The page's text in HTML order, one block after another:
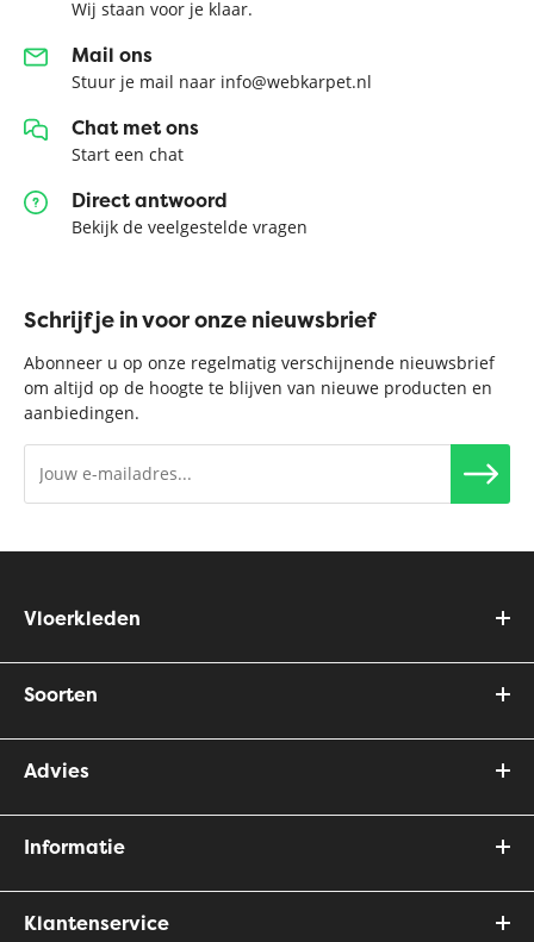
Wij staan voor je klaar.
Mail ons
Stuur je mail naar info@webkarpet.nl
Chat met ons
Start een chat
Direct antwoord
Bekijk de veelgestelde vragen
Schrijf je in voor onze nieuwsbrief
Abonneer u op onze regelmatig verschijnende nieuwsbrief
om altijd op de hoogte te blijven van nieuwe producten en
aanbiedingen.
Vloerkleden
Soorten
Advies
Informatie
Klantenservice